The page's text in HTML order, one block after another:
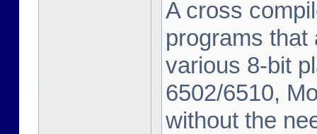
A cross
programs
various 8-bit
6502/6510,
without the